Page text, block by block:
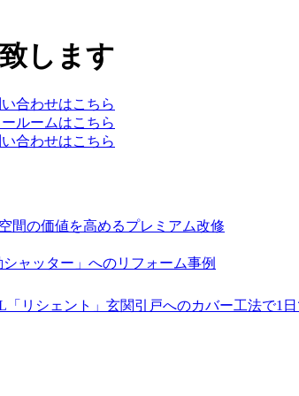
します
間の価値を高めるプレミアム改修
ャッター」へのリフォーム事例
リシェント」玄関引戸へのカバー工法で1日